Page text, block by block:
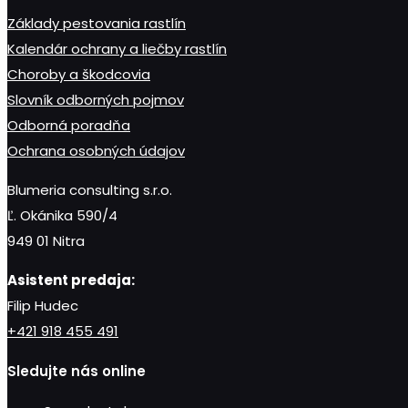
Základy pestovania rastlín
Kalendár ochrany a liečby rastlín
Choroby a škodcovia
Slovník odborných pojmov
Odborná poradňa
Ochrana osobných údajov
Blumeria consulting s.r.o.
Ľ. Okánika 590/4
949 01 Nitra
Asistent predaja:
Filip Hudec
+421 918 455 491
Sledujte nás online